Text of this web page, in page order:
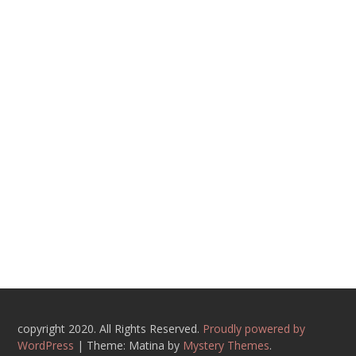
copyright 2020. All Rights Reserved. Proudly powered by
WordPress | Theme: Matina by Mystery Themes.